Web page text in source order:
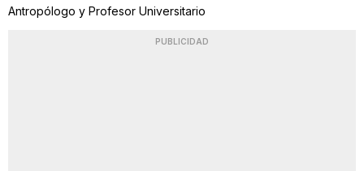
Antropólogo y Profesor Universitario
PUBLICIDAD